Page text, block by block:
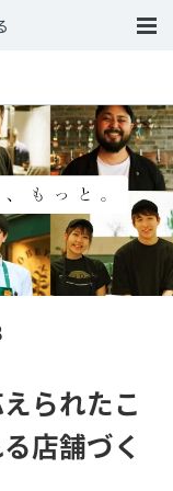
られたこ
店舗づく